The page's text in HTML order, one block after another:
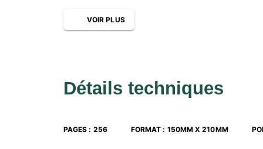
VOIR PLUS
Détails techniques
PAGES : 256 FORMAT : 150MM X 210MM